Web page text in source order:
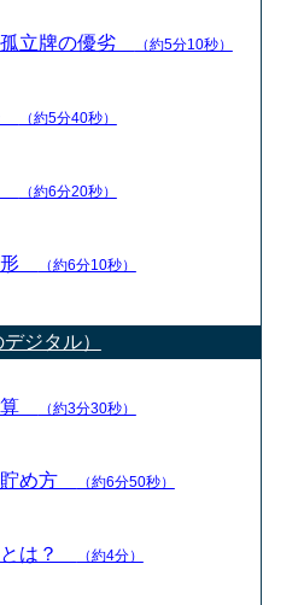
孤立牌の優劣 （約5分10秒）
（約5分40秒）
（約6分20秒）
形 （約6分10秒）
ジタル）
算 （約3分30秒）
貯め方 （約6分50秒）
とは？ （約4分）